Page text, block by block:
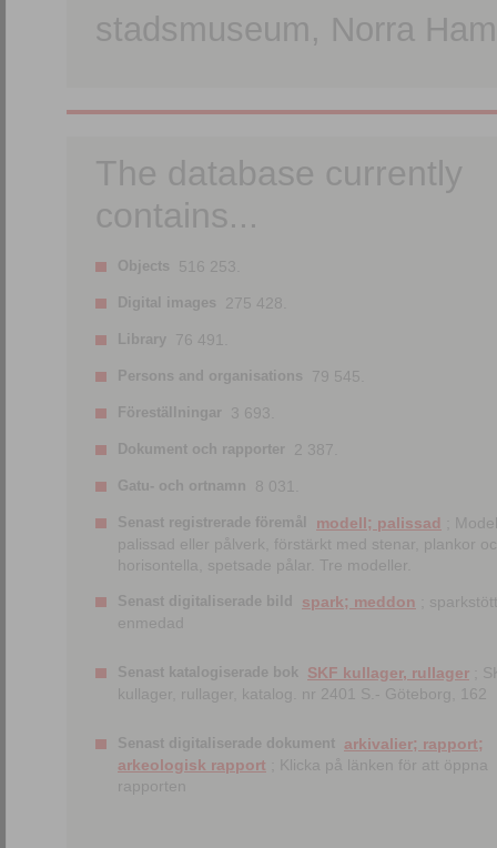
stadsmuseum, Norra
The database currently
contains...
Objects 516 253.
Digital images 275 428.
Library 76 491.
Persons and organisations 79 545.
Föreställningar 3 693.
Dokument och rapporter 2 387.
Gatu- och ortnamn 8 031.
Senast registrerade föremål modell; palissad
;
palissad eller pålverk, förstärkt med stenar, plankor
horisontella, spetsade pålar. Tre modeller.
Senast digitaliserade bild spark; meddon ;
enmedad
Senast katalogiserade bok SKF kullager, rullager ;
kullager, rullager, katalog. nr 2401 S.- Göteborg, 162
Senast digitaliserade dokument arkivalier; rapport;
arkeologisk rapport ; Klicka på länken för att öppna
rapporten